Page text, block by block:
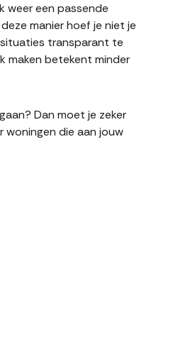
weer een passende
manier hoef je niet je
transparant te
maken betekent minder
Dan moet je zeker
woningen die aan jouw